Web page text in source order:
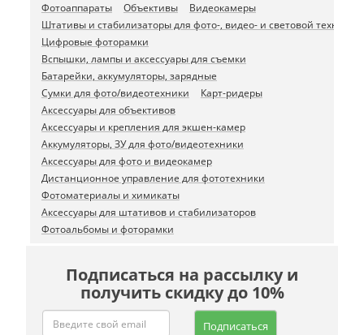
Фотоаппараты
Объективы
Видеокамеры
Штативы и стабилизаторы для фото-, видео- и световой техники
Цифровые фоторамки
Вспышки, лампы и аксессуары для съемки
Батарейки, аккумуляторы, зарядные
Сумки для фото/видеотехники
Карт-ридеры
Аксессуары для объективов
Аксессуары и крепления для экшен-камер
Аккумуляторы, ЗУ для фото/видеотехники
Аксессуары для фото и видеокамер
Дистанционное управление для фототехники
Фотоматериалы и химикаты
Аксессуары для штативов и стабилизаторов
Фотоальбомы и фоторамки
Подписаться на рассылку и
получить скидку до 10%
Подписаться